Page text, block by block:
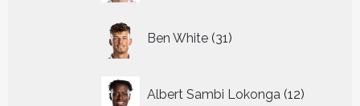
Ben White 31
producten
Albert Sambi Lokonga 12